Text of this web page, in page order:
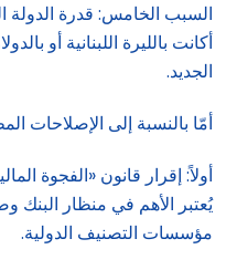
السبب الخامس: قدرة الدولة
أكانت بالليرة اللبنانية أو
الجديد.
أمّا بالنسبة إلى الإصلاحات
يُعتبر الأهم في منظار البنك
مؤسسات التصنيف الدولية.